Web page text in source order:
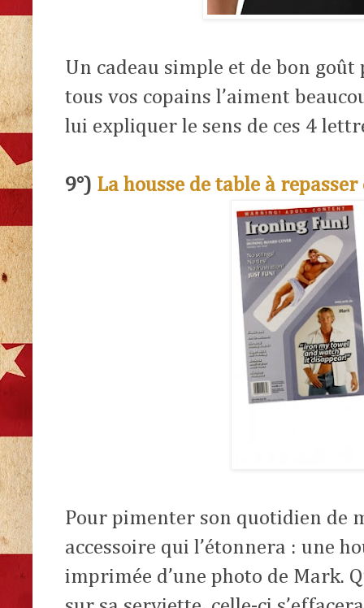
Un cadeau simple et de bon
tous vos copains l’aiment
lui expliquer le sens de ces 4
9°) La housse de table à
Pour pimenter son quotidien de
accessoire qui l’étonnera : une
imprimée d’une photo de Mark.